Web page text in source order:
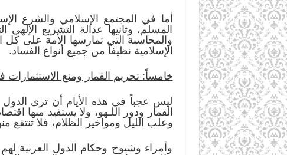
أما في المجتمع الإسلامي والشرع
المسلم، وثانيها عدالة التشريع
والمحاسبة التي تمارسها الأمة على
الإسلامية نظيفاً من جميع أنواع الفساد.
خامساً: تحريم القمار ومنع الاستثمارات
ليس عجباً في هذه الأيام أن ترى الدول
القمار ودور اللـهو، ولا يستفيد منها
وعلب الليل ومواخير الظلام، فلا تنتفع
وأمراء وشيوخ وحكام الدول العربية